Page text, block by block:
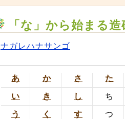
「な」から始まる
ナガレハナサンゴ
あ
い
う
か
き
く
さ
し
す
た
ち
つ